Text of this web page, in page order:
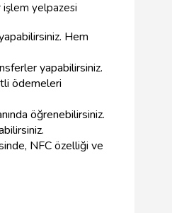
işlem yelpazesi
Hem
yapabilirsiniz.
ödemeleri
öğrenebilirsiniz.
NFC özelliği ve